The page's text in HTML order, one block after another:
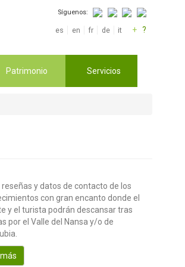
Síguenos:
es en fr de it + ?
Patrimonio Servicios
reseñas y datos de contacto de los
con gran encanto donde el
y el turista podrán descansar tras
por el Valle del Nansa y/o de